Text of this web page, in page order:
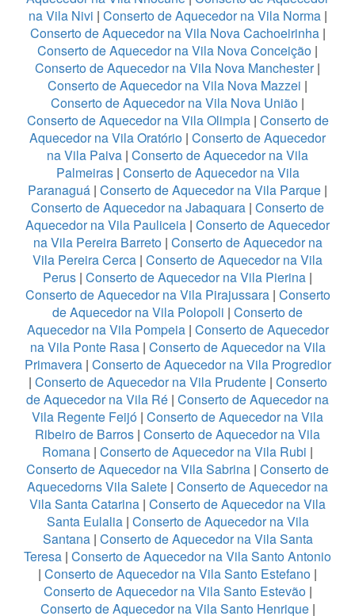
na Vila Nivi | Conserto de Aquecedor na Vila Norma|
Conserto de Aquecedor na Vila Nova Cachoeirinha|
Conserto de Aquecedor na Vila Nova Conceição |
Conserto de Aquecedor na Vila Nova Manchester|
Conserto de Aquecedor na Vila Nova Mazzei |
Conserto de Aquecedor na Vila Nova União |
Conserto de Aquecedor na Vila Olimpia| Conserto de
Aquecedor na Vila Oratório | Conserto de Aquecedor
na Vila Paiva | Conserto de Aquecedor na Vila
Palmeiras| Conserto de Aquecedor na Vila
Paranaguá | Conserto de Aquecedor na Vila Parque |
Conserto de Aquecedor na Jabaquara | Conserto de
Aquecedor na Vila Pauliceia | Conserto de Aquecedor
na Vila Pereira Barreto| Conserto de Aquecedor na
Vila Pereira Cerca | Conserto de Aquecedor na Vila
Perus | Conserto de Aquecedor na Vila Pierina |
Conserto de Aquecedor na Vila Pirajussara| Conserto
de Aquecedor na Vila Polopoli | Conserto de
Aquecedor na Vila Pompeia| Conserto de Aquecedor
na Vila Ponte Rasa| Conserto de Aquecedor na Vila
Primavera| Conserto de Aquecedor na Vila Progredior
| Conserto de Aquecedor na Vila Prudente| Conserto
de Aquecedor na Vila Ré | Conserto de Aquecedor na
Vila Regente Feijó | Conserto de Aquecedor na Vila
Ribeiro de Barros | Conserto de Aquecedor na Vila
Romana | Conserto de Aquecedor na Vila Rubi |
Conserto de Aquecedor na Vila Sabrina | Conserto de
Aquecedorns Vila Salete | Conserto de Aquecedor na
Vila Santa Catarina | Conserto de Aquecedor na Vila
Santa Eulalia| Conserto de Aquecedor na Vila
Santana| Conserto de Aquecedor na Vila Santa
Teresa | Conserto de Aquecedor na Vila Santo Antonio
| Conserto de Aquecedor na Vila Santo Estefano |
Conserto de Aquecedor na Vila Santo Estevão|
Conserto de Aquecedor na Vila Santo Henrique|